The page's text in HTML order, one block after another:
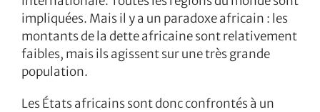
impliquées. Mais il y a un paradoxe africain : les
montants de la dette africaine sont relativement
faibles, mais ils agissent sur une très grande
population.
Les États africains sont donc confrontés à un